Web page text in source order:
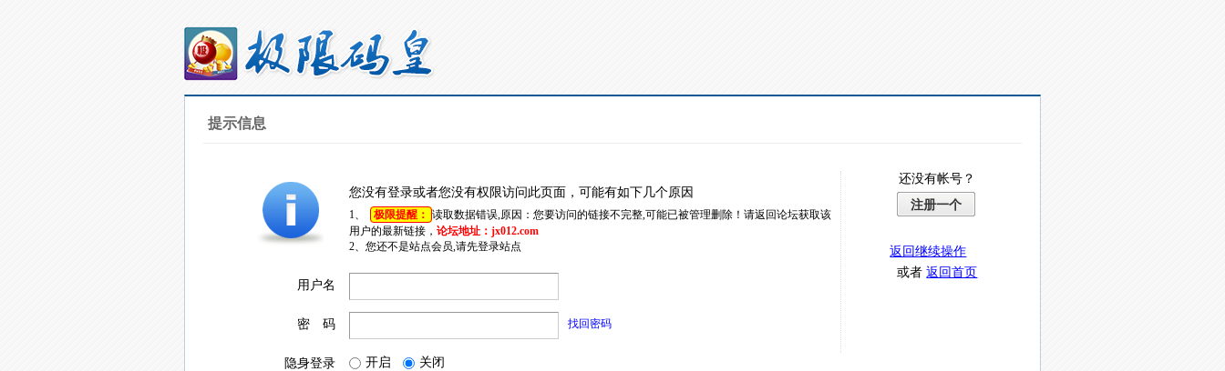
提示信息
您没有登录或者您没有权限访问此页面，可能有如下几个原因
1、 极限提醒： 读取数据错误,原因：您要访问的链接不完整,可能已被管理删除！请返回论坛获取该
用户的最新链接， 论坛地址：jx012.com
2、您还不是站点会员,请先登录站点
用户名
密 码 找回密码
隐身登录 开启 关闭
还没有帐号？
注册一个
返回继续操作
或者返回首页